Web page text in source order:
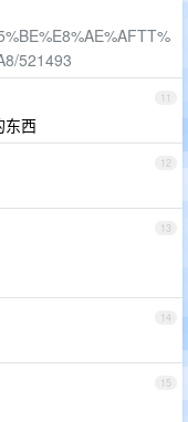
521493
11
东西
12
13
14
15